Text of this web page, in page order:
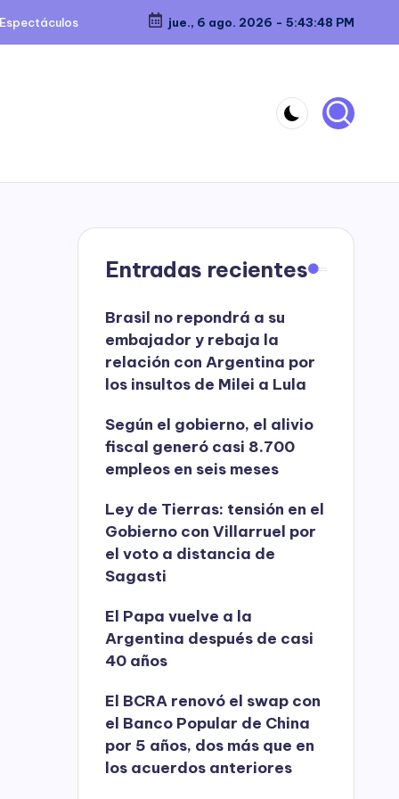
Espectáculos jue., 6 ago. 2026 - 5:43:49 PM
Entradas recientes
Brasil no repondrá a su
embajador y rebaja la
relación con Argentina por
los insultos de Milei a Lula
Según el gobierno, el alivio
fiscal generó casi 8.700
empleos en seis meses
Ley de Tierras: tensión en el
Gobierno con Villarruel por
el voto a distancia de
Sagasti
El Papa vuelve a la
Argentina después de casi
40 años
El BCRA renovó el swap con
el Banco Popular de China
por 5 años, dos más que en
los acuerdos anteriores